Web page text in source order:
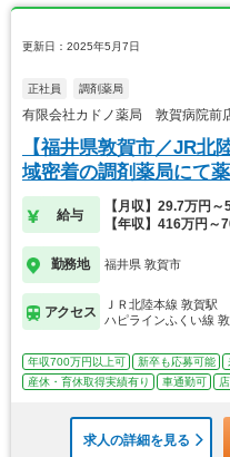
更新日：2025年5月7日
正社員 調剤薬局
有限会社カドノ薬局 敦賀病院前
【福井県敦賀市／JR北
域密着の調剤薬局にて
給与
【月収】29.7万円～
【年収】416万円～
勤務地 福井県 敦賀市
アクセス
ＪＲ北陸本線 敦賀駅
ハピラインふくい線
年収700万円以上可 新卒も応募可能
産休・育休取得実績有り
車通勤可
求人の詳細を見る